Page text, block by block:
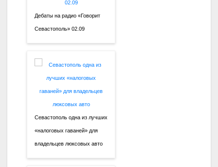
Дебаты на радио «Говорит
Севастополь» 02.09
Севастополь одна из лучших
«налоговых гаваней» для
владельцев люксовых авто